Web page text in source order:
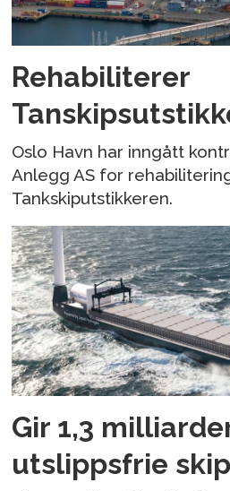
Rehabiliterer
Oslo Havn har inngått
Anlegg AS for
Tankskiputstikkeren.
Gir 1,3
utslippsfrie skip